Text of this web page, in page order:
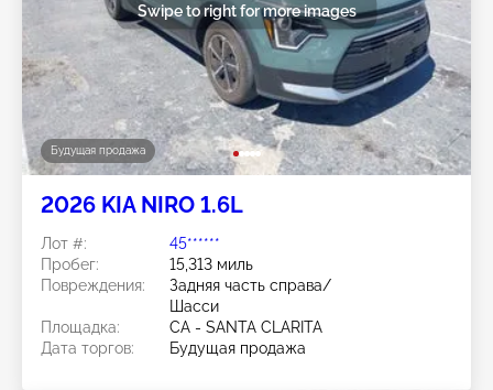
Будущая продажа
Swipe to right for more images
2026 KIA NIRO 1.6L
Лот #:
45******
Пробег:
15,313 миль
Повреждения:
Задняя часть справа/
Шасси
Площадка:
CA - SANTA CLARITA
Дата торгов:
Будущая продажа